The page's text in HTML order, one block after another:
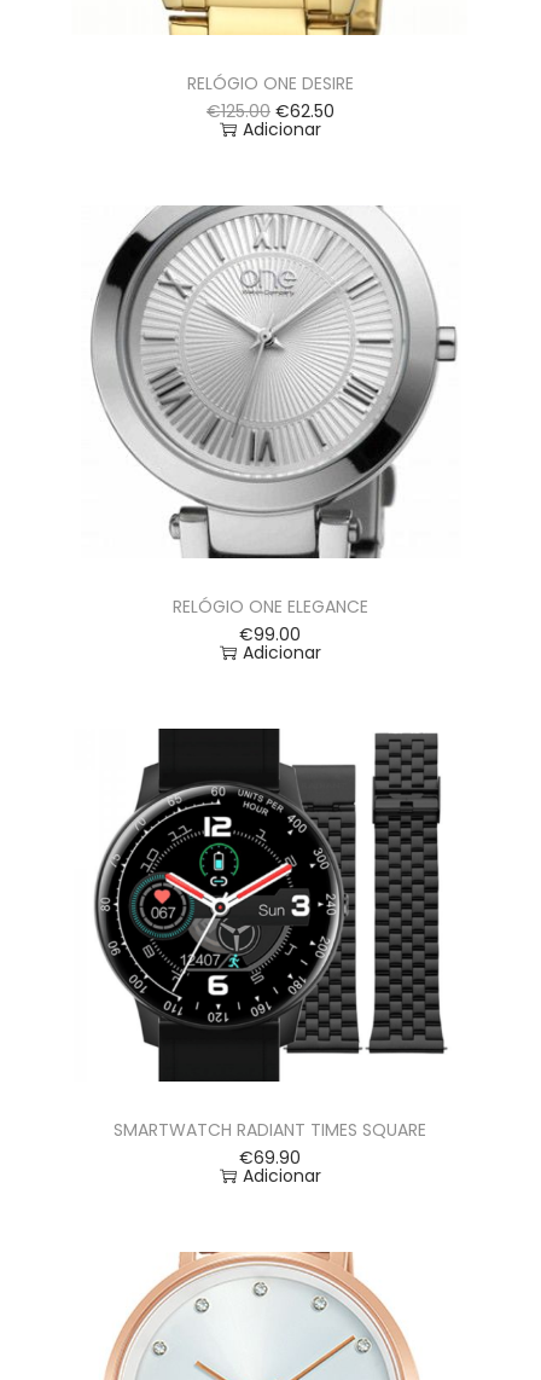
RELÓGIO ONE DESIRE
€125.00 €62.50
Adicionar
RELÓGIO ONE ELEGANCE
€99.00
Adicionar
SMARTWATCH RADIANT TIMES SQUARE
€69.90
Adicionar